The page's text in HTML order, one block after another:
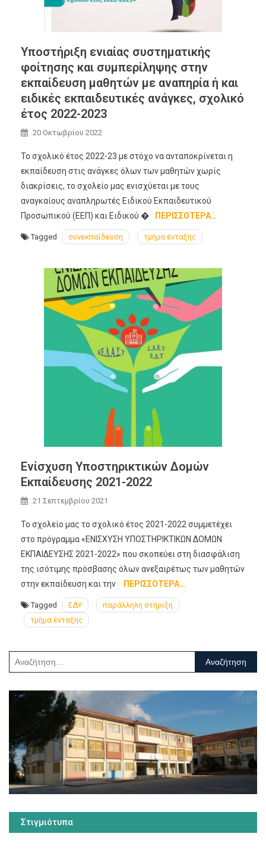
Υποστήριξη ενιαίας συστηματικής
φοίτησης και συμπερίληψης στην
εκπαίδευση μαθητών με αναπηρία ή και
ειδικές εκπαιδευτικές ανάγκες, σχολικό
έτος 2022-2023
20 Οκτωβρίου 2022
Το σχολικό έτος 2022-23 με στόχο να ανταποκρίνεται η
εκπαίδευση στις ανάγκες όλων των μαθητών χωρίς
διακρίσεις, το σχολείο μας ενισχύεται με τους
αναγκαίους αναπληρωτές Ειδικού Εκπαιδευτικού
Προσωπικού (ΕΕΠ) και Ειδικού �
ΠΕΡΙΣΣΌΤΕΡΑ…
Tagged συνεκπαίδευση τμήμα ένταξης
Ενίσχυση Υποστηρικτικών Δομών
Εκπαίδευσης 2021-2022
21 Σεπτεμβρίου 2021
Το σχολείο μας το σχολικό έτος 2021-2022 συμμετέχει
στο πρόγραμμα «ΕΝΙΣΧΥΣΗ ΥΠΟΣΤΗΡΙΚΤΙΚΩΝ ΔΟΜΩΝ
ΕΚΠΑΙΔΕΥΣΗΣ 2021-2022» που σκοπεύει στη διασφάλιση
της ισότιμης πρόσβασης όλων ανεξαιρέτως των μαθητών
στην εκπαίδευση και την
ΠΕΡΙΣΣΌΤΕΡΑ…
Tagged ΕΔΥ
παράλληλη στήριξη
τμήμα ένταξης
Αναζήτηση
για:
Στιγμιότυπα